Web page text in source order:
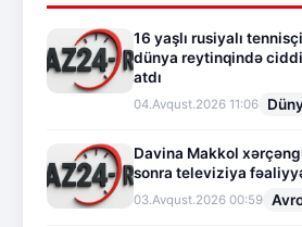
16 yaşlı rusiyalı
dünya reytinqində
atdı
04.Avqust.2026 11:06
Davina Makkol
sonra televiziya
03.Avqust.2026 00:59